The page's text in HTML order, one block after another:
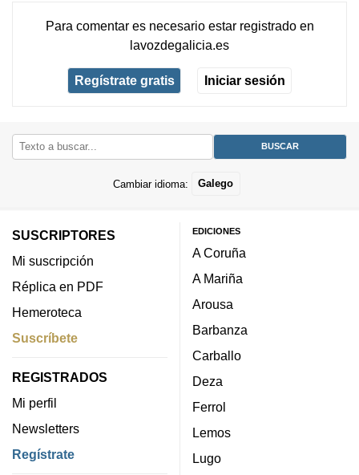
Para comentar es necesario estar registradoen
lavozdegalicia.es
Regístrate gratis Iniciar sesión
Cambiar idioma: Galego
SUSCRIPTORES
Mi suscripción
Réplica en PDF
Hemeroteca
Suscríbete
REGISTRADOS
Mi perfil
Newsletters
Regístrate
EDICIONES
A Coruña
A Mariña
Arousa
Barbanza
Carballo
Deza
Ferrol
Lemos
Lugo